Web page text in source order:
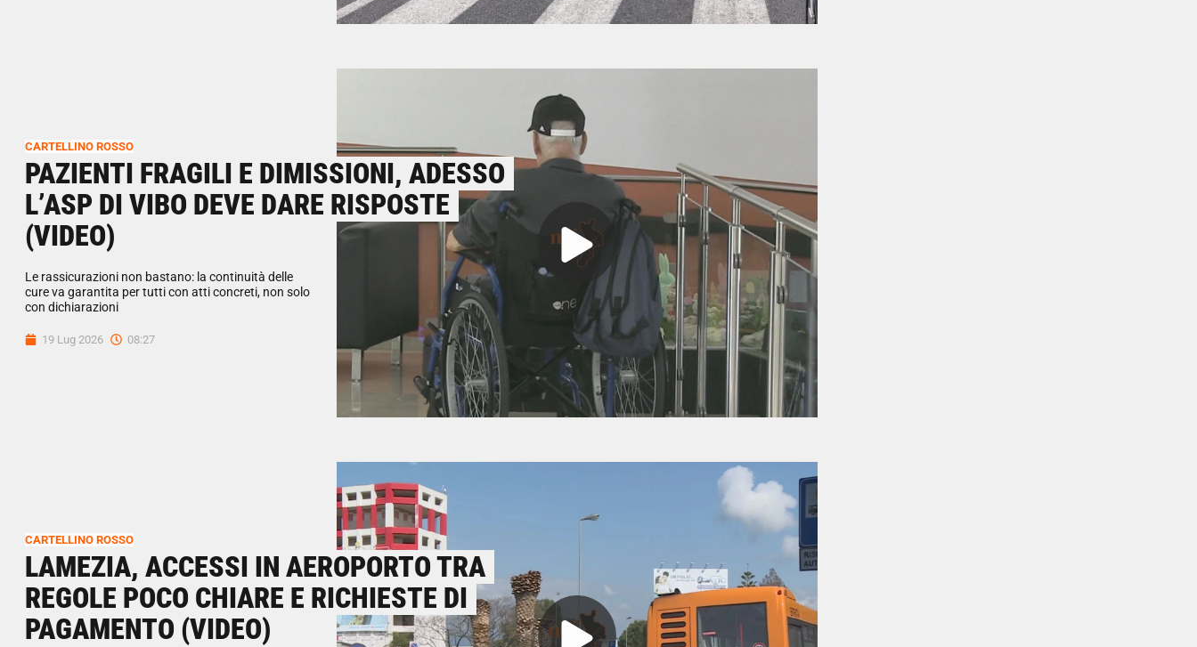
CARTELLINO ROSSO
PAZIENTI FRAGILI E DIMISSIONI, ADESSO
L’ASP DI VIBO DEVE DARE RISPOSTE
(VIDEO)
Le rassicurazioni non bastano: la continuità delle
cure va garantita per tutti con atti concreti, non solo
con dichiarazioni
19 Lug 2026 08:27
CARTELLINO ROSSO
LAMEZIA, ACCESSI IN AEROPORTO TRA
REGOLE POCO CHIARE E RICHIESTE DI
PAGAMENTO (VIDEO)